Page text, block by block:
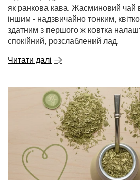
як ранкова кава. Жасминовий чай
іншим - надзвичайно тонким,
здатним з першого ж ковтка
спокійний, розслаблений лад.
Читати далі